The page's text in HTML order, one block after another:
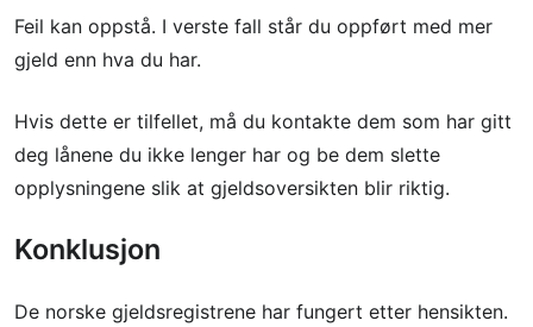
Feil kan oppstå. I verste fall står du oppført med mer
gjeld enn hva du har.
Hvis dette er tilfellet, må du kontakte dem som har gitt
deg lånene du ikke lenger har og be dem slette
opplysningene slik at gjeldsoversikten blir riktig.
Konklusjon
De norske gjeldsregistrene har fungert etter hensikten.